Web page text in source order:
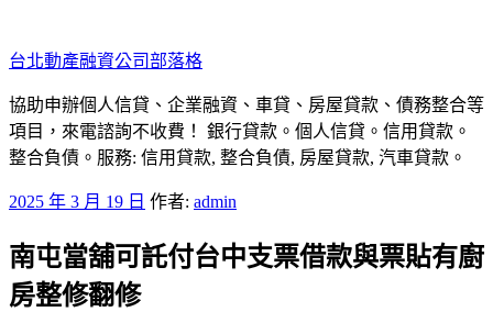
至
主
要
內
容
台北動產融資公司部落格
協助申辦個人信貸、企業融資、車貸、房屋貸款、債務整合等
項目，來電諮詢不收費！ 銀行貸款。個人信貸。信用貸款。
整合負債。服務: 信用貸款, 整合負債, 房屋貸款, 汽車貸款。
發
於
2025 年 3 月 19 日 作者: admin
南屯當舖可託付台中支票借款與票貼有廚
房整修翻修